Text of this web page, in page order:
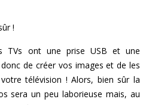
!
TVs ont une prise USB et une
de créer vos images et de les
télévision ! Alors, bien sûr la
sera un peu laborieuse mais, au